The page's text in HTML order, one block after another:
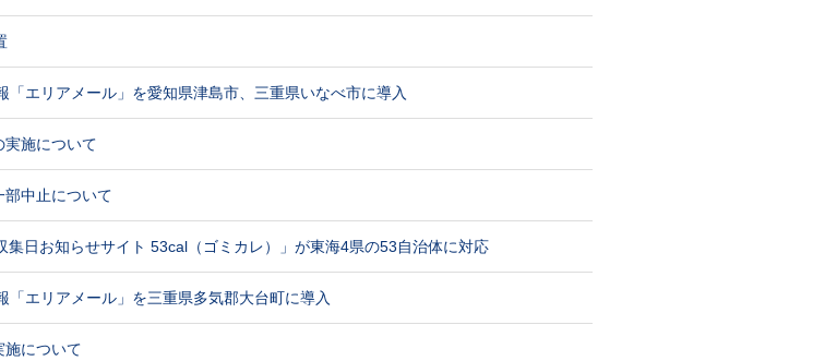
「エリアメール」を愛知県津島市、三重県いなべ市に導入
実施について
部中止について
日お知らせサイト 53cal（ゴミカレ）」が東海4県の53自治体に対応
エリアメール」を三重県多気郡大台町に導入
施について